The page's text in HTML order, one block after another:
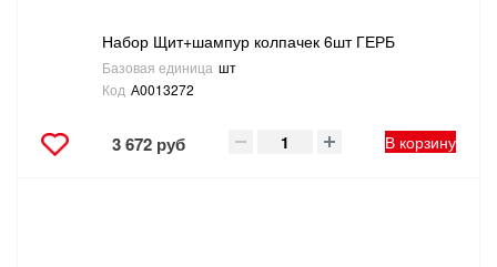
Набор Щит+шампур колпачек 6шт ГЕРБ
Базовая единица шт
Код А0013272
3 672 руб В корзину